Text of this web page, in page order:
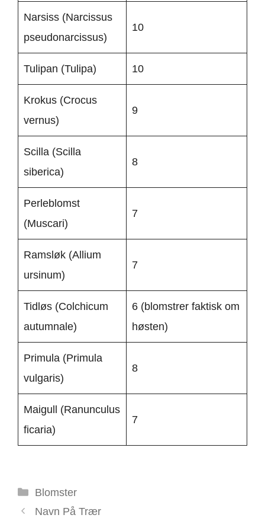
Narsiss (Narcissus
pseudonarcissus)
10
Tulipan (Tulipa) 10
Krokus (Crocus
vernus)
9
Scilla (Scilla
siberica)
8
Perleblomst
(Muscari)
7
Ramsløk (Allium
ursinum)
7
Tidløs (Colchicum
autumnale)
6 (blomstrer faktisk om
høsten)
Primula (Primula
vulgaris)
8
Maigull (Ranunculus
ficaria)
7
Kategorier
Blomster
Navn På Trær